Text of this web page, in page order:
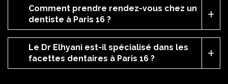
Comment prendre rendez-vous chez un
dentiste à Paris 16 ?
Le Dr Elhyani est-il spécialisé dans les
facettes dentaires à Paris 16 ?